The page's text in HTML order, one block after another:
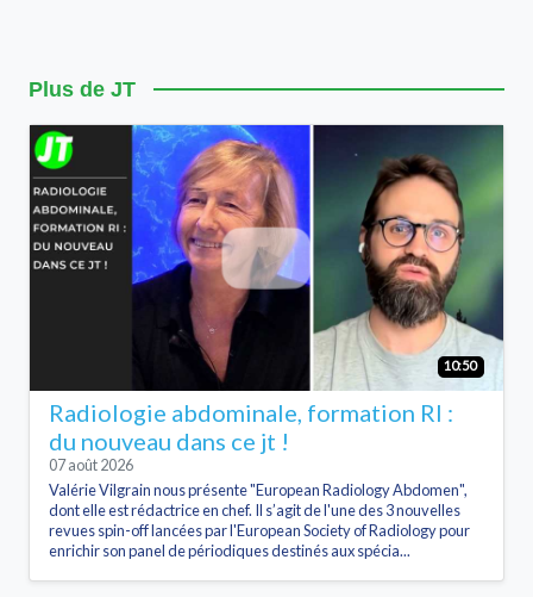
Plus de JT
10:50
Radiologie abdominale, formation RI :
du nouveau dans ce jt !
07 août 2026
Valérie Vilgrain nous présente "European Radiology Abdomen",
dont elle est rédactrice en chef. Il s’agit de l'une des 3 nouvelles
revues spin-off lancées par l'European Society of Radiology pour
enrichir son panel de périodiques destinés aux spécia...